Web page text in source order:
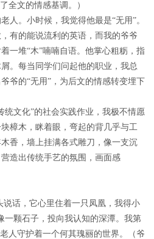
全文的情感基调。）
人。小时候，我觉得他最是“无用”。
有的能说流利的英语，而我的爷爷
一堆“木”喃喃自语。他掌心粗粝，指
。每当同学们问起他的职业，我总
爷的“无用”，为后文的情感转变埋下
统文化”的社会实践作业，我极不情愿
樟木，眯着眼，弯起的背几乎与工
香，墙上挂满各式雕刀，像一支沉
造出传统手艺的氛围，画面感
说话，它心里住着一只凤凰，我得小
一颗石子，投向我认知的深潭。我第
人守护着一个何其瑰丽的世界。（爷